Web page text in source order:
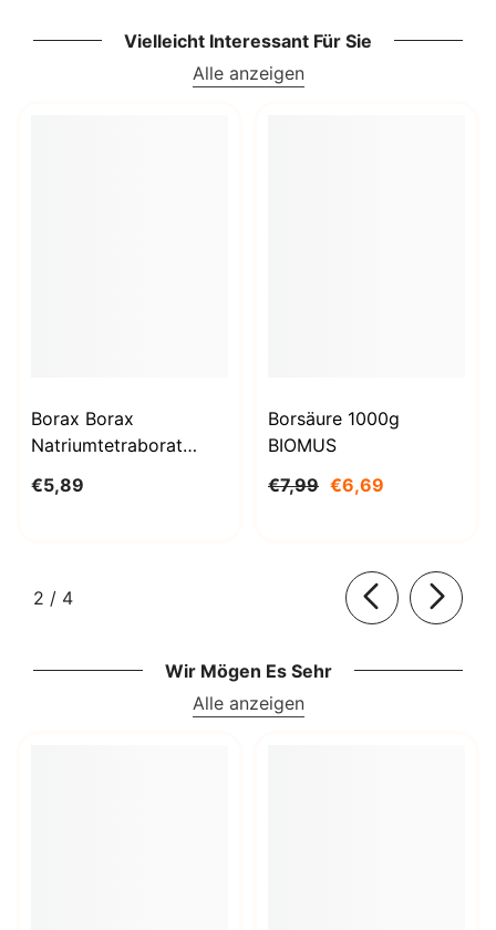
Vielleicht Interessant Für Sie
Alle anzeigen
Borax Borax
Natriumtetraborat
STANLAB
€5,89
Borsäure 1000g
BIOMUS
€7,99 €6,69
2 / von
4
Wir Mögen Es Sehr
Alle anzeigen